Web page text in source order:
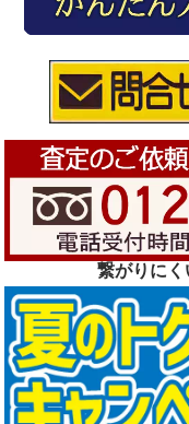
繋がりに